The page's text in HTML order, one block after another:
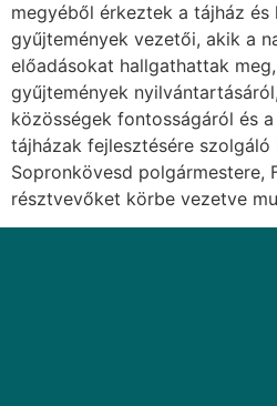
megyéből érkeztek a tájház
gyűjtemények vezetői, akik a
előadásokat hallgathattak
gyűjtemények
közösségek fontosságáról és
tájházak fejlesztésére szolgáló
Sopronkövesd polgármestere,
résztvevőket körbe vezetve